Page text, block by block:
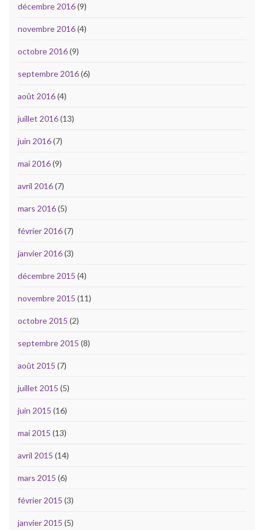
décembre 2016(9)
novembre 2016(4)
octobre 2016(9)
septembre 2016(6)
août 2016(4)
juillet 2016(13)
juin 2016(7)
mai 2016(9)
avril 2016(7)
mars 2016(5)
février 2016(7)
janvier 2016(3)
décembre 2015 (4)
novembre 2015 (11)
octobre 2015 (2)
septembre 2015 (8)
août 2015 (7)
juillet 2015 (5)
juin 2015 (16)
mai 2015 (13)
avril 2015 (14)
mars 2015 (6)
février 2015 (3)
janvier 2015 (5)